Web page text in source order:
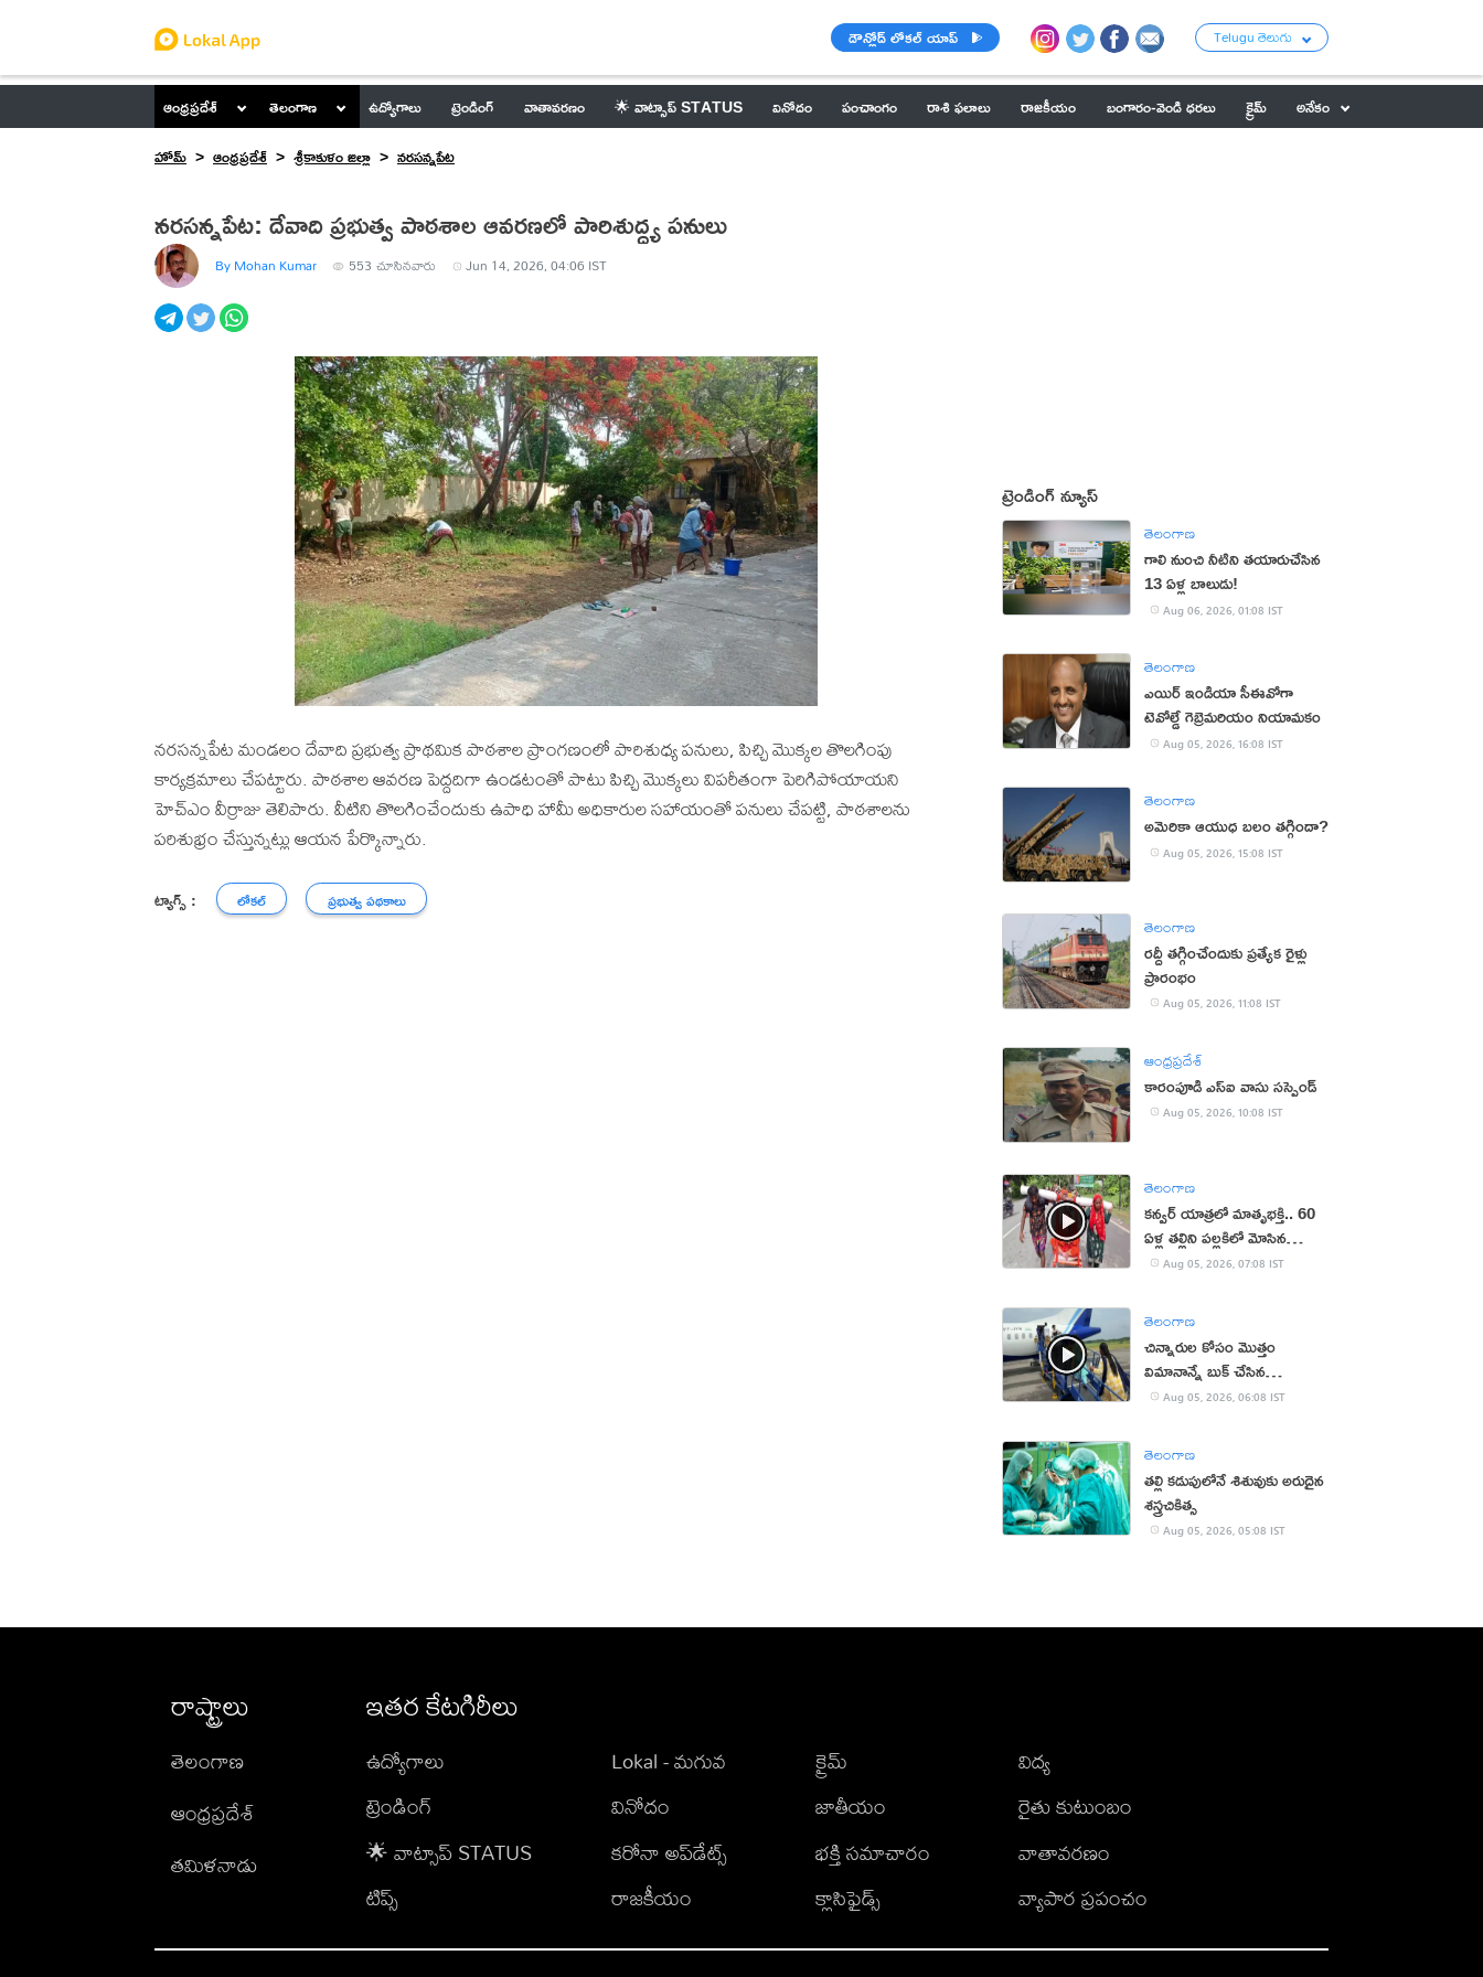
డౌన్లోడ్ లోకల్ యాప్ Telugu తెలుగు
ఆంధ్రప్రదేశ్ తెలంగాణ ఉద్యోగాలు ట్రెండింగ్ వాతావరణం 🌟 వాట్సాప్ STATUS వినోదం పంచాంగం రాశి ఫలాలు రాజకీయం బంగారం-వెండి ధరలు క్రైమ్
అనేకం
హోమ్
ఆంధ్రప్రదేశ్ శ్రీకాకుళం జిల్లా నరసన్నపేట
నరసన్నపేట: దేవాది ప్రభుత్వ పాఠశాల ఆవరణలో పారిశుద్ధ్య పనులు
By Mohan Kumar 553 చూసినవారు Jun 14, 2026, 04:06 IST
నరసన్నపేట మండలం దేవాది ప్రభుత్వ ప్రాథమిక పాఠశాల ప్రాంగణంలో పారిశుధ్య పనులు, పిచ్చి మొక్కల తొలగింపు
కార్యక్రమాలు చేపట్టారు. పాఠశాల ఆవరణ పెద్దదిగా ఉండటంతో పాటు పిచ్చి మొక్కలు విపరీతంగా పెరిగిపోయాయని
హెచ్ఎం వీర్రాజు తెలిపారు. వీటిని తొలగించేందుకు ఉపాధి హామీ అధికారుల సహాయంతో పనులు చేపట్టి, పాఠశాలను
పరిశుభ్రం చేస్తున్నట్లు ఆయన పేర్కొన్నారు.
ట్యాగ్స్ : లోకల్ ప్రభుత్వ పథకాలు
ట్రెండింగ్ న్యూస్
తెలంగాణ
గాలి నుంచి నీటిని తయారుచేసిన
13 ఏళ్ల బాలుడు!
Aug 06, 2026, 01:08 IST
తెలంగాణ
ఎయిర్ ఇండియా సీఈవోగా
టెవోల్డే గెబ్రెమరియం నియామకం
Aug 05, 2026, 16:08 IST
తెలంగాణ
అమెరికా ఆయుధ బలం తగ్గిందా?
Aug 05, 2026, 15:08 IST
తెలంగాణ
రద్దీ తగ్గించేందుకు ప్రత్యేక రైళ్లు
ప్రారంభం
Aug 05, 2026, 11:08 IST
ఆంధ్రప్రదేశ్
కారంపూడి ఎస్ఐ వాసు స‌స్పెండ్‌
Aug 05, 2026, 10:08 IST
తెలంగాణ
కన్వర్ యాత్రలో మాతృభక్తి.. 60
ఏళ్ల తల్లిని పల్లకిలో మోసిన
కొడుకు, కోడలు!
Aug 05, 2026, 07:08 IST
తెలంగాణ
చిన్నారుల కోసం మొత్తం
విమానాన్నే బుక్ చేసిన
యూట్యూబర్
Aug 05, 2026, 06:08 IST
తెలంగాణ
తల్లి కడుపులోనే శిశువుకు అరుదైన
శస్త్రచికిత్స
Aug 05, 2026, 05:08 IST
రాష్ట్రాలు
తెలంగాణ
ఆంధ్రప్రదేశ్
తమిళనాడు
ఇతర కేటగిరీలు
ఉద్యోగాలు
ట్రెండింగ్
🌟 వాట్సాప్ STATUS
టిప్స్
Lokal - మగువ
వినోదం
కరోనా అప్‌డేట్స్
రాజకీయం
క్రైమ్
జాతీయం
భక్తి సమాచారం
క్లాసిఫైడ్స్
విద్య
రైతు కుటుంబం
వాతావరణం
వ్యాపార ప్రపంచం